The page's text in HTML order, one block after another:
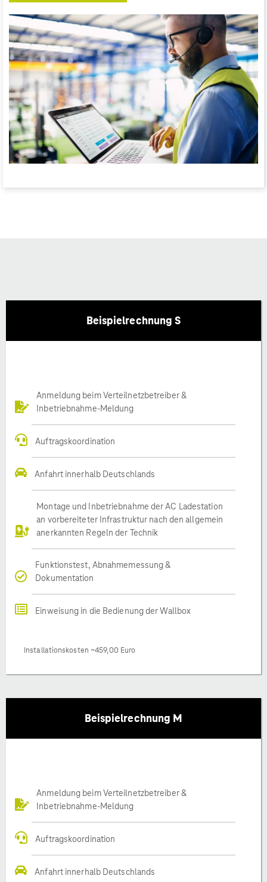
Beispielrechnung S
Anmeldung beim Verteilnetzbetreiber &
Inbetriebnahme-Meldung
Auftragskoordination
Anfahrt innerhalb Deutschlands
Montage und Inbetriebnahme der AC Ladestation
an vorbereiteter Infrastruktur nach den allgemein
anerkannten Regeln der Technik
Funktionstest, Abnahmemessung &
Dokumentation
Einweisung in die Bedienung der Wallbox
Installationskosten ~459,00 Euro
Beispielrechnung M
Anmeldung beim Verteilnetzbetreiber &
Inbetriebnahme-Meldung
Auftragskoordination
Anfahrt innerhalb Deutschlands